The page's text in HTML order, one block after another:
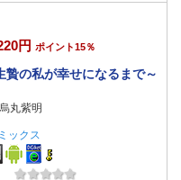
円 ポイント15％
贄の私が幸せになるまで～
烏丸紫明
ックス
ク